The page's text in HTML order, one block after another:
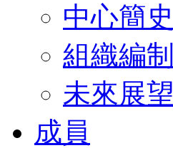
中心簡史
組織編制
未來展望
成員